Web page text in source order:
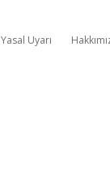
Yasal Uyarı